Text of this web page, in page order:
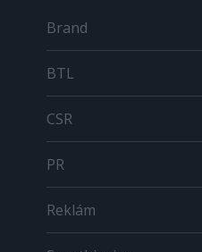
Brand
BTL
CSR
PR
Reklám